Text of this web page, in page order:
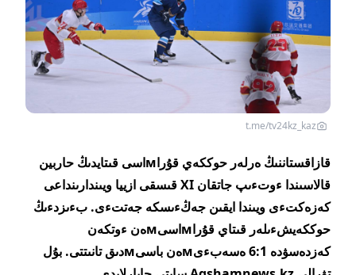
t.me/tv24kz_kaz
قازاقستاننىڭ ەرلەر حوككەي قۇراмاسى قىتايدىڭ حاربين
قالاسىندا ءوتءىپ جاتقان XI قىسقى ازييا ويىندارىنداعى
كەزەكتءى ويىندا ايقىن جەڭءىسكە جەتتءى. بءىزدءىڭ
حوككەيشءىلەر قىتاي قۇراмاسىмەن ءوتكەن
كەزدەسۋدە 6:1 ەسەبءىмەن باسىмدىق تانىتتى. بۇل